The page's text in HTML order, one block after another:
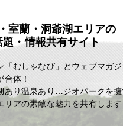
室蘭・洞爺湖エリアの
題・情報共有サイト
「むしゃなび」とウェブマガ
合体！
あり温泉あり…ジオパークを
リアの素敵な魅力を共有しま